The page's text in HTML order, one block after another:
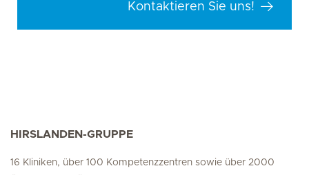
Kontaktieren Sie uns!
HIRSLANDEN-GRUPPE
16 Kliniken, über 100 Kompetenzzentren sowie über 2000